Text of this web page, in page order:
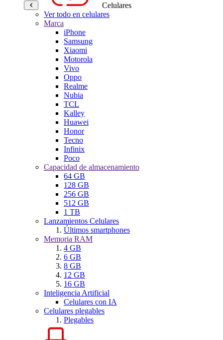
Celulares
Ver todo en celulares
Marca
iPhone
Samsung
Xiaomi
Motorola
Vivo
Oppo
Realme
Nubia
TCL
Kalley
Huawei
Honor
Tecno
Infinix
Poco
Capacidad de almacenamiento
64 GB
128 GB
256 GB
512 GB
1 TB
Lanzamientos Celulares
Últimos smartphones
Memoria RAM
4 GB
6 GB
8 GB
12 GB
16 GB
Inteligencia Artificial
Celulares con IA
Celulares plegables
Plegables